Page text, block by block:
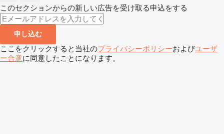
このセクションからの新しい広告を受け取る申込をする
申し込む
ここをクリックすると当社のプライバシーポリシーおよびユーザ
ー合意に同意したことになります。